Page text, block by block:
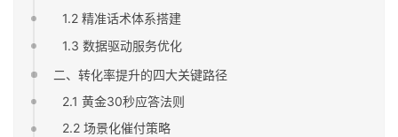
1.2 精准话术体系搭建
1.3 数据驱动服务优化
二、转化率提升的四大关键路径
2.1 黄金30秒应答法则
2.2 场景化催付策略